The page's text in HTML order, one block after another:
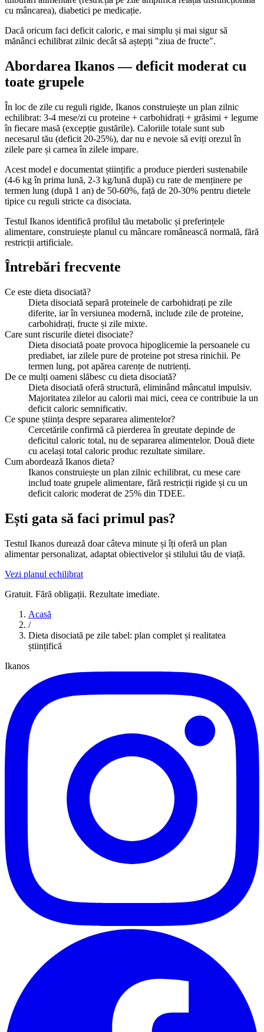
cu mâncarea), diabetici pe medicație.
Dacă oricum faci deficit caloric, e mai simplu și mai sigur să
mănânci echilibrat zilnic decât să aștepți "ziua de fructe".
Abordarea Ikanos — deficit moderat cu
toate grupele
În loc de zile cu reguli rigide, Ikanos construiește un plan zilnic
echilibrat: 3-4 mese/zi cu proteine + carbohidrați + grăsimi + legume
în fiecare masă (excepție gustările). Caloriile totale sunt sub
necesarul tău (deficit 20-25%), dar nu e nevoie să eviți orezul în
zilele pare și carnea în zilele impare.
Acest model e documentat științific a produce pierderi sustenabile
(4-6 kg în prima lună, 2-3 kg/lună după) cu rate de menținere pe
termen lung (după 1 an) de 50-60%, față de 20-30% pentru dietele
tipice cu reguli stricte ca disociata.
Testul Ikanos identifică profilul tău metabolic și preferințele
alimentare, construiește planul cu mâncare românească normală, fără
restricții artificiale.
Întrebări frecvente
Ce este dieta disociată?
Dieta disociată separă proteinele de carbohidrați pe zile
diferite, iar în versiunea modernă, include zile de proteine,
carbohidrați, fructe și zile mixte.
Care sunt riscurile dietei disociate?
Dieta disociată poate provoca hipoglicemie la persoanele cu
prediabet, iar zilele pure de proteine pot stresa rinichii. Pe
termen lung, pot apărea carențe de nutrienți.
De ce mulți oameni slăbesc cu dieta disociată?
Dieta disociată oferă structură, eliminând mâncatul impulsiv.
Majoritatea zilelor au calorii mai mici, ceea ce contribuie la un
deficit caloric semnificativ.
Ce spune știința despre separarea alimentelor?
Cercetările confirmă că pierderea în greutate depinde de
deficitul caloric total, nu de separarea alimentelor. Două diete
cu același total caloric produc rezultate similare.
Cum abordează Ikanos dieta?
Ikanos construiește un plan zilnic echilibrat, cu mese care
includ toate grupele alimentare, fără restricții rigide și cu un
deficit caloric moderat de 25% din TDEE.
Ești gata să faci primul pas?
Testul Ikanos durează doar câteva minute și îți oferă un plan
alimentar personalizat, adaptat obiectivelor și stilului tău de viață.
Vezi planul echilibrat
Gratuit. Fără obligații. Rezultate imediate.
Acasă
/
Dieta disociată pe zile tabel: plan complet și realitatea
științifică
Ikanos